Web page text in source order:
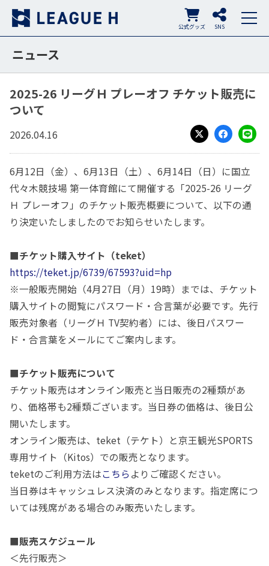
SNS
公式グッズ
ニュース
2025-26 リーグＨ プレーオフ チケット販売に
ついて
2026.04.16
X
Facebook
LINE
6月12日（金）、6月13日（土）、6月14日（日）に国立
代々木競技場 第一体育館にて開催する「2025-26 リーグ
Ｈ プレーオフ」のチケット販売概要について、以下の通
り決定いたしましたのでお知らせいたします。
■チケット購入サイト（teket）
https://teket.jp/6739/67593?uid=hp
※一般販売開始（4月27日（月）19時）までは、チケット
購入サイトの閲覧にパスワード・合言葉が必要です。先行
販売対象者（リーグＨ TV契約者）には、後日パスワー
ド・合言葉をメールにてご案内します。
■チケット販売について
チケット販売はオンライン販売と当日販売の2種類があ
り、価格帯も2種類ございます。当日券の価格は、後日公
開いたします。
オンライン販売は、teket（テケト）と京王観光SPORTS
専用サイト（Kitos）での販売となります。
teketのご利用方法はこちらよりご確認ください。
当日券はキャッシュレス決済のみとなります。指定席につ
いては残席がある場合のみ販売いたします。
■販売スケジュール
＜先行販売＞